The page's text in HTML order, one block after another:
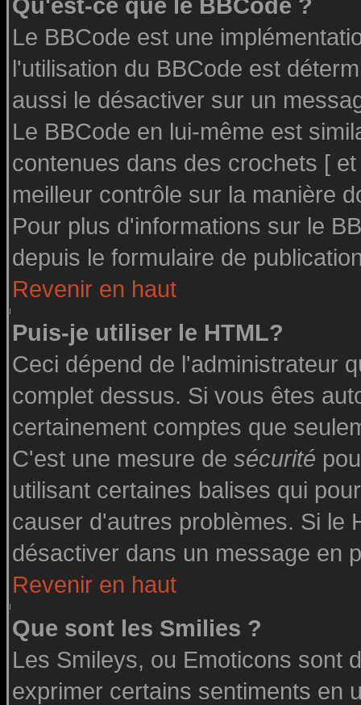
Qu'est-ce que le BBCode ?
Le BBCode est une
l'utilisation du BBCode est
aussi le désactiver sur un
Le BBCode en lui-même est
contenues dans des crochets [
meilleur contrôle sur la manière
Pour plus d'informations sur le
depuis le formulaire de
Revenir en haut
Puis-je utiliser le HTML?
Ceci dépend de l'administrateur
complet dessus. Si vous êtes
certainement comptes que
C'est une mesure de sécurité
utilisant certaines balises qui
causer d'autres problèmes. Si le
désactiver dans un message en
Revenir en haut
Que sont les Smilies ?
Les Smileys, ou Emoticons sont
exprimer certains sentiments en